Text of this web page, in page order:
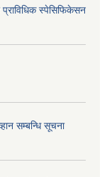
स्पेसिफिकेसन
सम्बन्धि सूचना